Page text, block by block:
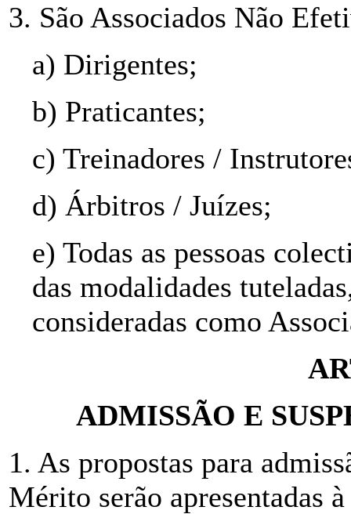
3. São Associados Não
a) Dirigentes;
b) Praticantes;
c) Treinadores /
d) Árbitros / Juízes;
e) Todas as pessoas
das modalidades
consideradas como
ADMISSÃO E
1. As propostas para
Mérito serão apresentadas